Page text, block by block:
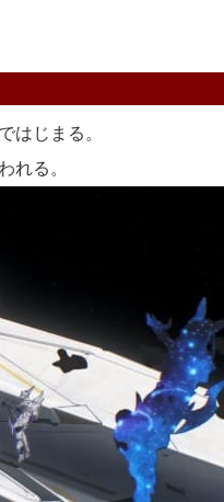
はじまる。
れる。